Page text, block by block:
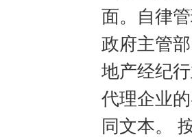
面。自律
政府主管
地产经纪
代理企业
同文本。